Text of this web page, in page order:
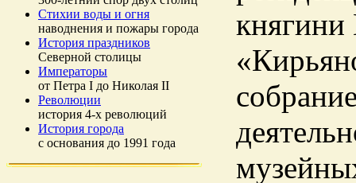
Стихии воды и огня
наводнения и пожары города
История праздников
Северной столицы
Императоры
от Петра I до Николая II
Революции
история 4-х революций
История города
с основания до 1991 года